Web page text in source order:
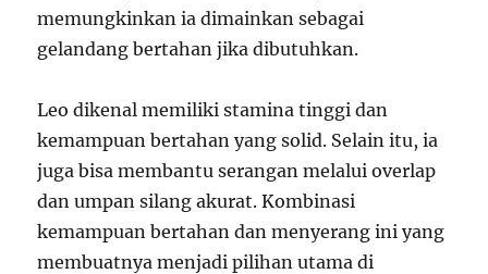
memungkinkan ia dimainkan sebagai
gelandang bertahan jika dibutuhkan.
Leo dikenal memiliki stamina tinggi dan
kemampuan bertahan yang solid. Selain itu, ia
juga bisa membantu serangan melalui overlap
dan umpan silang akurat. Kombinasi
kemampuan bertahan dan menyerang ini yang
membuatnya menjadi pilihan utama di